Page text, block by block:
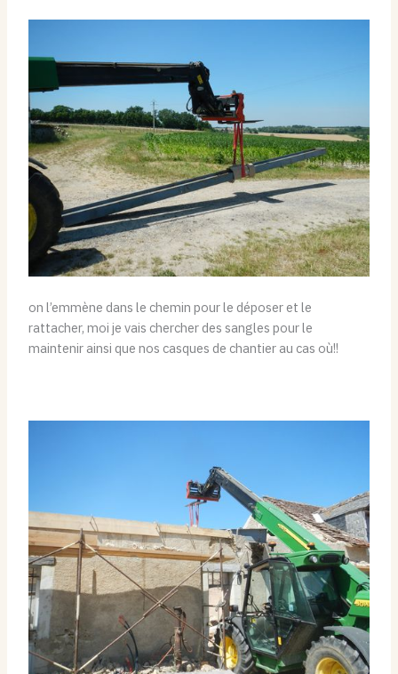
on l’emmène dans le chemin pour le déposer et le
rattacher, moi je vais chercher des sangles pour le
maintenir ainsi que nos casques de chantier au cas où!!